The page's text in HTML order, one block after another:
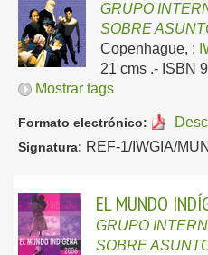
GRUPO
SOBRE
Copenhague, :
21 cms .- ISBN
Mostrar tags
Formato electrónico:
Signatura: REF-1/IWGIA/
EL MUNDO
GRUPO
SOBRE